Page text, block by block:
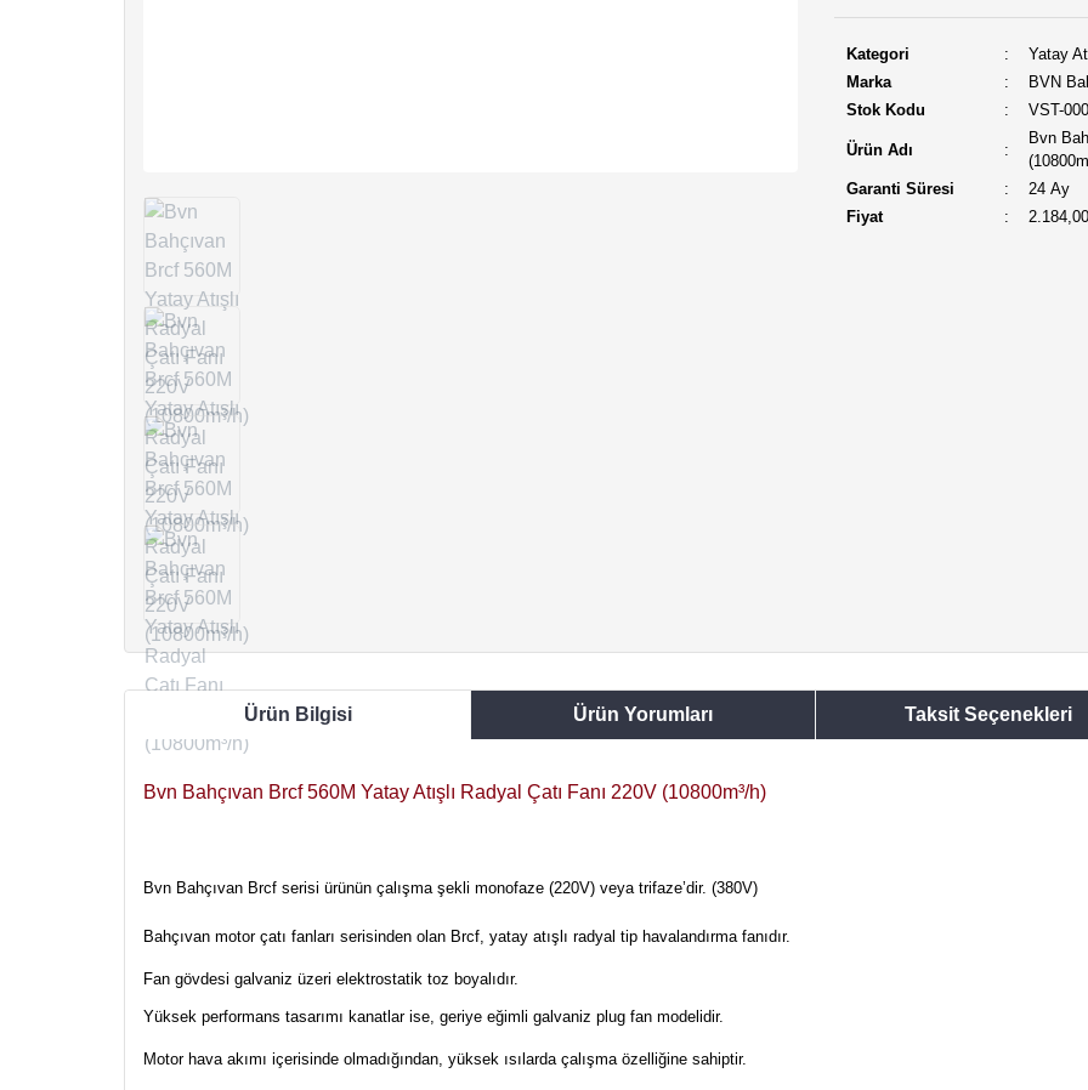
Kategori
Yatay
Marka
BVN
Stok Kodu
VST-
Ürün Adı
Bvn
Garanti Süresi
24 Ay
Fiyat
Ürün Bilgisi Ürün Yorumları Taksit Seçenekleri
Bvn Bahçıvan Brcf 560M Yatay Atışlı Radyal Çatı Fanı 220V (10800m³/h)
Bvn Bahçıvan Brcf serisi ürünün çalışma şekli monofaze (220V) veya trifaze’dir. (380V)
Bahçıvan motor çatı fanları serisinden olan Brcf, yatay atışlı radyal tip havalandırma fanıdır.
Fan gövdesi galvaniz üzeri elektrostatik toz boyalıdır.
Yüksek performans tasarımı kanatlar ise, geriye eğimli galvaniz plug fan modelidir.
Motor hava akımı içerisinde olmadığından, yüksek ısılarda çalışma özelliğine sahiptir.